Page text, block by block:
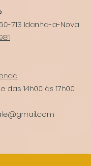
713 Idanha-a-Nova
das 14h00 às 17h00.